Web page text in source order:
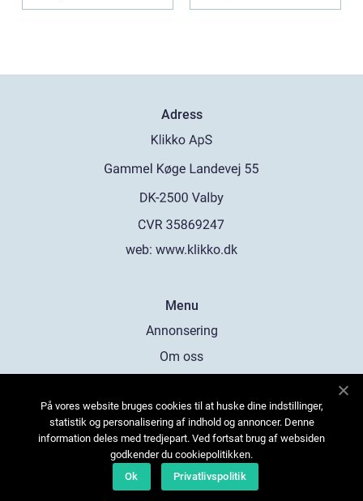
Adress
web: www.klikko.dk
Menu
Annonsering
Om oss
Kontakta oss
Sitemap
På vores website bruges cookies til at huske dine indstillinger,
statistik og personalisering af indhold og annoncer. Denne
information deles med tredjepart. Ved fortsat brug af websiden
godkender du cookiepolitikken.
Ok
Privatlivspolitik